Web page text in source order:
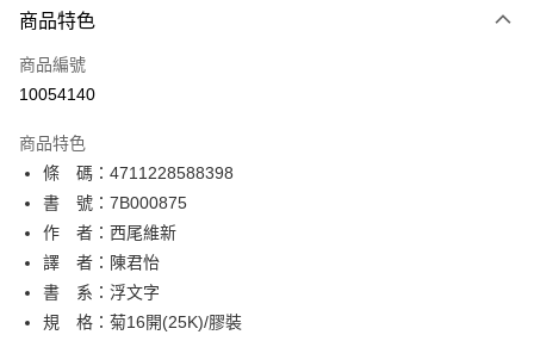
信用卡一次付款
超商取貨付款
相關說明
【關於「AFTEE先享後付」】
AFTEE先享後付是「在收到商品之後才付款」的支付方式。 讓您購物簡單
便利好安心！
１．簡單：不需註冊會員、不需綁卡、不需儲值。
２．便利：只要手機號碼，簡訊認證，即可結帳。
３．安心：先確認商品／服務後，再付款。
【「AFTEE先享後付」結帳流程】
ATM付款
運送方式
全家取貨付款
每筆NT$80，滿NT$500(含以上)免運費
商品特色
商品編號
10054140
商品特色
條 碼：4711228588398
書 號：7B000875
作 者：西尾維新
譯 者：陳君怡
書 系：浮文字
規 格：菊16開(25K)/膠裝